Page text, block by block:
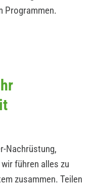
Programmen.
Nachrüstung,
führen alles zu
zusammen. Teilen